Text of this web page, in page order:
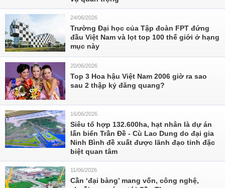
24/06/2026
Trường Đại học của Tập đoàn FPT đứng
đầu Việt Nam và lọt top 100 thế giới ở hạng
mục này
20/06/2026
Top 3 Hoa hậu Việt Nam 2006 giờ ra sao
sau 2 thập kỷ đăng quang?
16/06/2026
Siêu tổ hợp 132.600ha, hạt nhân là dự án
lấn biển Trần Đề - Cù Lao Dung do đại gia
Ninh Bình đề xuất được lãnh đạo tỉnh đặc
biệt quan tâm
11/06/2026
Cần ‘đại bàng’ mang vốn, công nghệ,